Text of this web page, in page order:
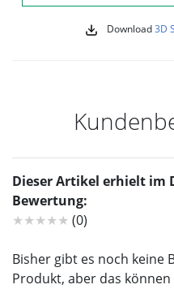
Download3D
Dieser Artikel erhielt im
Bewertung:
★★★★★ (0)
Bisher gibt es noch keine
Produkt, aber das können